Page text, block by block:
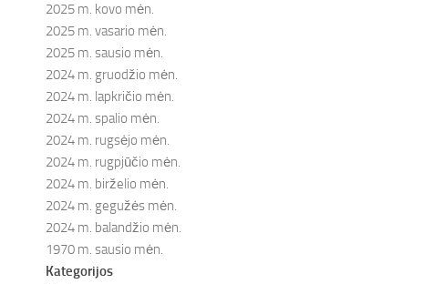
2025 m. kovo mėn.
2025 m. vasario mėn.
2025 m. sausio mėn.
2024 m. gruodžio mėn.
2024 m. lapkričio mėn.
2024 m. spalio mėn.
2024 m. rugsėjo mėn.
2024 m. rugpjūčio mėn.
2024 m. birželio mėn.
2024 m. gegužės mėn.
2024 m. balandžio mėn.
1970 m. sausio mėn.
Kategorijos